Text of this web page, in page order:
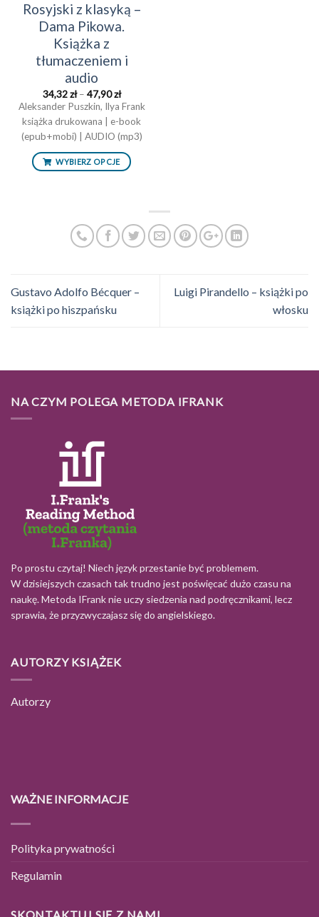
Rosyjski z klasyką –
Dama Pikowa.
Książka z
tłumaczeniem i
audio
34,32zł – 47,90złZakres
cen:
od
34,32 zł
do
47,90 zł
Aleksander Puszkin, Ilya Frank
książka drukowana | e-book
(epub+mobi) | AUDIO (mp3)
WYBIERZ OPCJE
Gustavo Adolfo Bécquer –
książki po hiszpańsku
Luigi Pirandello – książki po
włosku
NA CZYM POLEGA METODA IFRANK
Po prostu czytaj! Niech język przestanie być problemem.
W dzisiejszych czasach tak trudno jest poświęcać dużo czasu na
naukę. Metoda IFrank nie uczy siedzenia nad podręcznikami, lecz
sprawia, że przyzwyczajasz się do angielskiego.
AUTORZY KSIĄŻEK
Autorzy
WAŻNE INFORMACJE
Polityka prywatności
Regulamin